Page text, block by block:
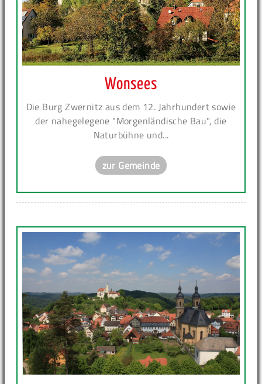
Wonsees
Die Burg Zwernitz aus dem 12. Jahrhundert sowie
der nahegelegene "Morgenländische Bau", die
Naturbühne und...
zur Gemeinde